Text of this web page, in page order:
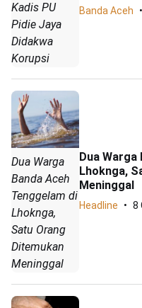
Kadis PU
Pidie Jaya
Didakwa
Korupsi
Banda Aceh
Dua Warga
Banda Aceh
Tenggelam di
Lhoknga,
Satu Orang
Ditemukan
Meninggal
Dua
Lhoknga,
Meninggal
Headline 8